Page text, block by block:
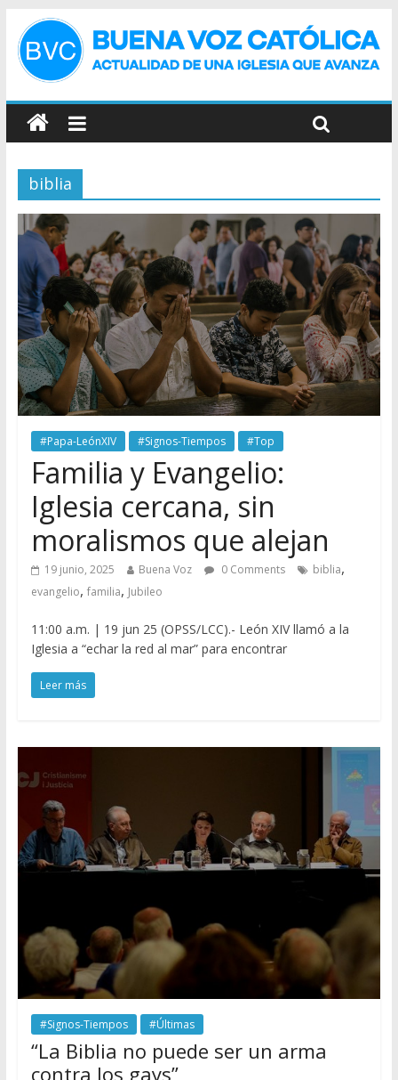
biblia
#Papa-LeónXIV #Signos-Tiempos #Top
Familia y Evangelio:
Iglesia cercana, sin
moralismos que alejan
19 junio, 2025 Buena Voz 0 Comments biblia,
evangelio, familia, Jubileo
11:00 a.m. | 19 jun 25 (OPSS/LCC).- León XIV llamó a la
Iglesia a “echar la red al mar” para encontrar
Leer más
#Signos-Tiempos #Últimas
“La Biblia no puede ser un arma
contra los gays”